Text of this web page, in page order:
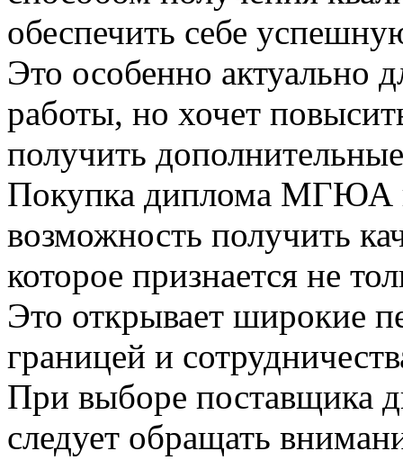
обеспечить себе
Это особенно актуально
работы, но хочет
получить
Покупка диплома МГЮА
возможность получить
которое признается не
Это открывает широкие
границей и
При выборе
следует обращать